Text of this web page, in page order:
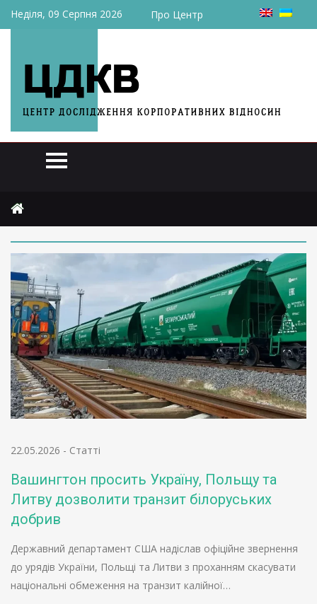
Неділя, 09 Серпня 2026 Про Центр
22.05.2026 - Статті
Вашингтон просить Україну, Польщу та
Литву дозволити транзит білоруських
добрив
Державний департамент США надіслав офіційне звернення
до урядів України, Польщі та Литви з проханням скасувати
національні обмеження на транзит калійної…